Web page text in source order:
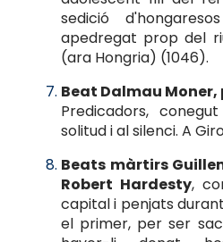
sedició
apedregat prop del
(ara Hongria) (1046).
Beat Dalmau Moner,
Predicadors,
solitud i al silenci. A
Beats màrtirs
Robert Hardesty,
capital i penjats
el primer, per ser